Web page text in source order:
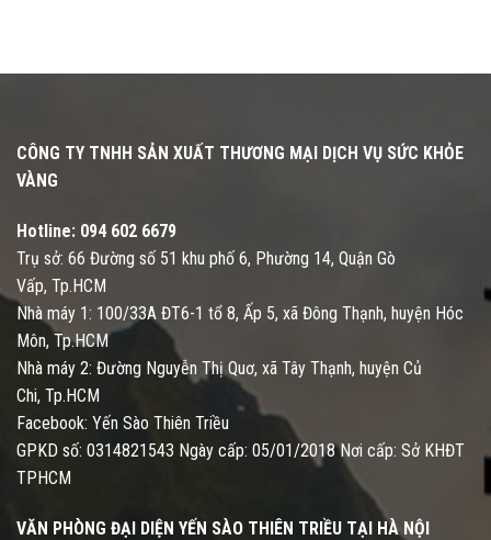
CÔNG TY TNHH SẢN XUẤT THƯƠNG MẠI DỊCH VỤ SỨC KHỎE
VÀNG
Hotline: 094 602 6679
Trụ sở: 66 Đường số 51 khu phố 6, Phường 14, Quận Gò
Vấp, Tp.HCM
Nhà máy 1: 100/33A ĐT6-1 tổ 8, Ấp 5, xã Đông Thạnh, huyện Hóc
Môn, Tp.HCM
Nhà máy 2: Đường Nguyễn Thị Quơ, xã Tây Thạnh, huyện Củ
Chi, Tp.HCM
Facebook: Yến Sào Thiên Triều
GPKD số: 0314821543 Ngày cấp: 05/01/2018 Nơi cấp: Sở KHĐT
TPHCM
VĂN PHÒNG ĐẠI DIỆN YẾN SÀO THIÊN TRIỀU TẠI HÀ NỘI